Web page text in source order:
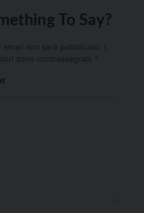
To Say?
email non sarà pubblicato.
sono contrassegnati *